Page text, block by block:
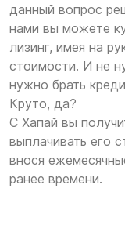
данный вопрос
нами вы можете
лизинг, имея на
стоимости. И не
нужно брать
Круто, да?
С Хапай вы
выплачивать его
внося
ранее времени.